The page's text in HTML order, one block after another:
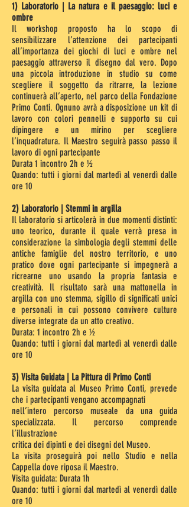
1) Laboratorio | La natura e il paesaggio: luci e
ombre
Il workshop proposto ha lo scopo di
sensibilizzare l’attenzione dei partecipanti
all’importanza dei giochi di luci e ombre nel
paesaggio attraverso il disegno dal vero. Dopo
una piccola introduzione in studio su come
scegliere il soggetto da ritrarre, la lezione
continuerà all’aperto, nel parco della Fondazione
Primo Conti. Ognuno avrà a disposizione un kit di
lavoro con colori pennelli e supporto su cui
dipingere e un mirino per scegliere
l’inquadratura. Il Maestro seguirà passo passo il
lavoro di ogni partecipante
Durata 1 incontro 2h e ½
Quando: tutti i giorni dal martedì al venerdì dalle
ore 10
2) Laboratorio | Stemmi in argilla
Il laboratorio si articolerà in due momenti distinti:
uno teorico, durante il quale verrà presa in
considerazione la simbologia degli stemmi delle
antiche famiglie del nostro territorio, e uno
pratico dove ogni partecipante si impegnerà a
ricrearne uno usando la propria fantasia e
creatività. Il risultato sarà una mattonella in
argilla con uno stemma, sigillo di significati unici
e personali in cui possono convivere culture
diverse integrate da un atto creativo.
Durata: 1 incontro 2h e ½
Quando: tutti i giorni dal martedì al venerdì dalle
ore 10
3) Visita Guidata | La Pittura di Primo Conti
La visita guidata al Museo Primo Conti, prevede
che i partecipanti vengano accompagnati
nell’intero percorso museale da una guida
specializzata. Il percorso comprende
l’illustrazione
critica dei dipinti e dei disegni del Museo.
La visita proseguirà poi nello Studio e nella
Cappella dove riposa il Maestro.
Visita guidata: Durata 1h
Quando: tutti i giorni dal martedì al venerdì dalle
ore 10